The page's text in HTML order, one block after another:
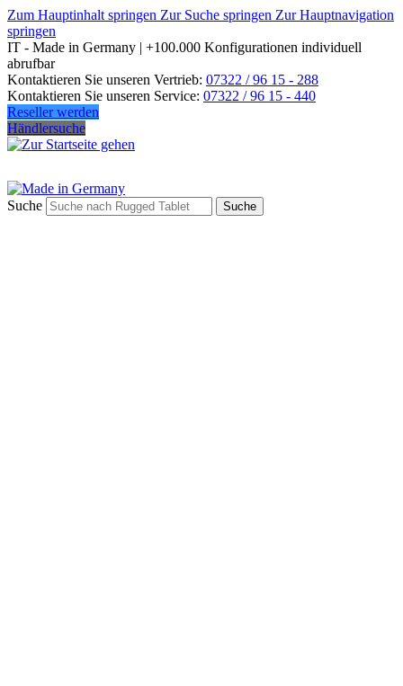
Zum Hauptinhalt springen Zur Suche springen Zur Hauptnavigation
springen
IT - Made in Germany | +100.000 Konfigurationen individuell
abrufbar
Kontaktieren Sie unseren Vertrieb: 07322 / 96 15 - 288
Kontaktieren Sie unseren Service: 07322 / 96 15 - 440
Reseller werden
Händlersuche
Suche Suche